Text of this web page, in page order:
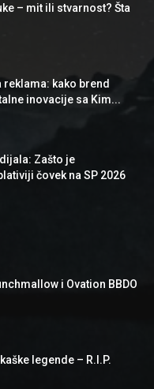
– mit ili stvarnost? Šta
kako brend
inovacije sa Kim...
Zašto je
čovek na SP 2026
i Ovation BBDO
legende – R.I.P.